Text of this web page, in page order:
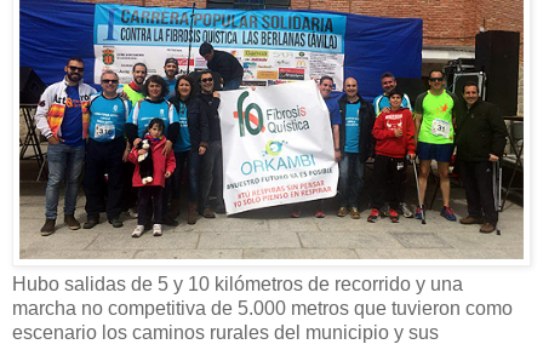
Hubo salidas de 5 y 10 kilómetros de recorrido y una
marcha no competitiva de 5.000 metros que tuvieron como
escenario los caminos rurales del municipio y sus